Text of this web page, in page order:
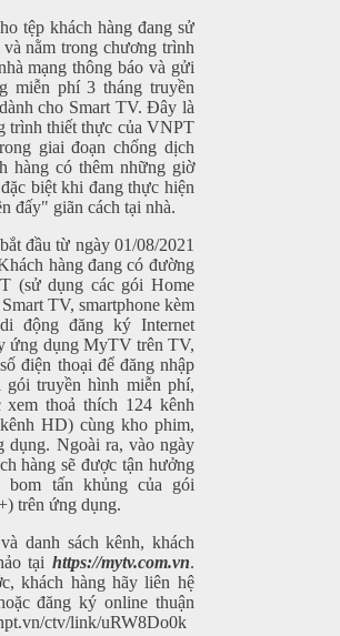
tệp khách hàng đang sử
nằm trong chương trình
mạng thông báo và gửi
miễn phí 3 tháng truyền
cho Smart TV. Đây là
trình thiết thực của VNPT
giai đoạn chống dịch
hàng có thêm những giờ
biệt khi đang thực hiện
đấy" giãn cách tại nhà.
đầu từ ngày 01/08/2021
hàng đang có đường
(sử dụng các gói Home
TV, smartphone kèm
động đăng ký Internet
ứng dụng MyTV trên TV,
điện thoại để đăng nhập
truyền hình miễn phí,
xem thoả thích 124 kênh
HD) cùng kho phim,
dụng. Ngoài ra, vào ngày
hàng sẽ được tận hưởng
tấn khủng của gói
trên ứng dụng.
danh sách kênh, khách
tại https://mytv.com.vn.
khách hàng hãy liên hệ
đăng ký online thuận
ctv/link/uRW8Do0k